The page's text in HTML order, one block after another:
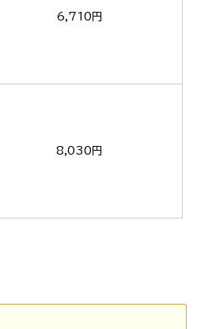
6,710円
8,030円